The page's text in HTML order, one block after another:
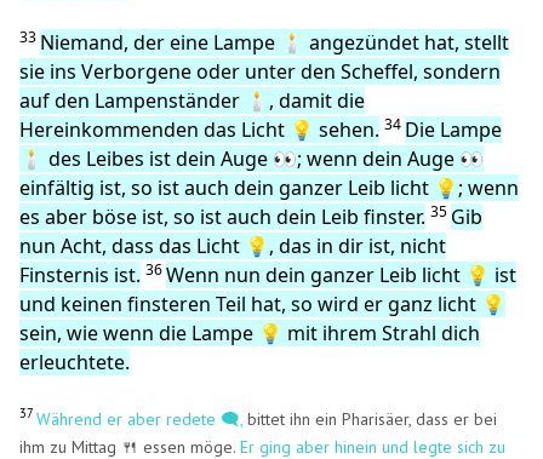
33 Niemand, der eine Lampe 🕯️ angezündet hat, stellt
sie ins Verborgene oder unter den Scheffel, sondern
auf den Lampenständer 🕯️, damit die
Hereinkommenden das Licht 💡 sehen. 34 Die Lampe
🕯️ des Leibes ist dein Auge 👀; wenn dein Auge 👀
einfältig ist, so ist auch dein ganzer Leib licht 💡; wenn
es aber böse ist, so ist auch dein Leib finster. 35 Gib
nun Acht, dass das Licht 💡, das in dir ist, nicht
Finsternis ist. 36Wenn nun dein ganzer Leib licht 💡 ist
und keinen finsteren Teil hat, so wird er ganz licht 💡
sein, wie wenn die Lampe 💡 mit ihrem Strahl dich
erleuchtete.
37 Während er aber redete 🗨️, bittet ihn ein Pharisäer, dass er bei
ihm zu Mittag 🍴 essen möge.Er ging aber hinein und legte sich zu